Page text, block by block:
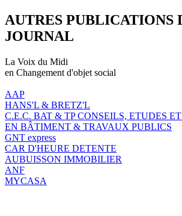
AUTRES PUBLICATIONS
JOURNAL
La Voix du Midi
en Changement d'objet social
AAP
HANS'L & BRETZ'L
C.E.C. BAT & TP CONSEILS, ETUDES
EN BÂTIMENT & TRAVAUX PUBLICS
GNT express
CAR D'HEURE DETENTE
AUBUISSON IMMOBILIER
ANF
MYCASA